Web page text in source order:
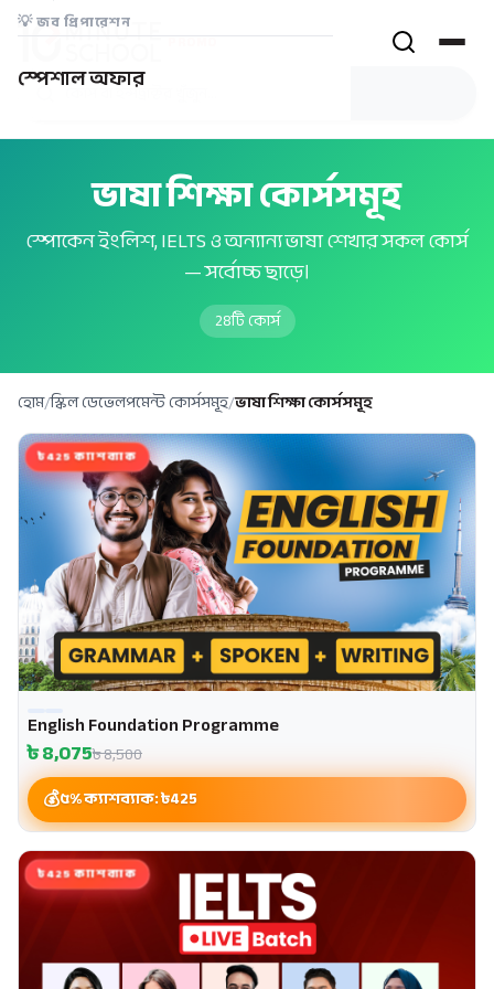
PROMO
💡জব প্রিপারেশন
স্পেশাল অফার
ভাষা শিক্ষা কোর্সসমূহ
স্পোকেন ইংলিশ, IELTS ও অন্যান্য ভাষা শেখার সকল কোর্স
— সর্বোচ্চ ছাড়ে।
28টি কোর্স
হোম/স্কিল ডেভেলপমেন্ট কোর্সসমূহ/ভাষা শিক্ষা কোর্সসমূহ
৳425 ক্যাশব্যাক
English Foundation Programme
৳8,075৳8,500
৫% ক্যাশব্যাক: ৳425
৳425 ক্যাশব্যাক